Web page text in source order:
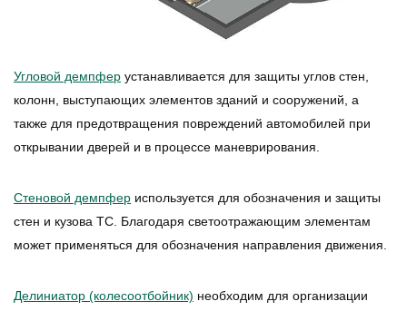
Угловой демпфер устанавливается для защиты углов стен,
колонн, выступающих элементов зданий и сооружений, а
также для предотвращения повреждений автомобилей при
открывании дверей и в процессе маневрирования.
Стеновой демпфер используется для обозначения и защиты
стен и кузова ТС. Благодаря светоотражающим элементам
может применяться для обозначения направления движения.
Делиниатор (колесоотбойник) необходим для организации